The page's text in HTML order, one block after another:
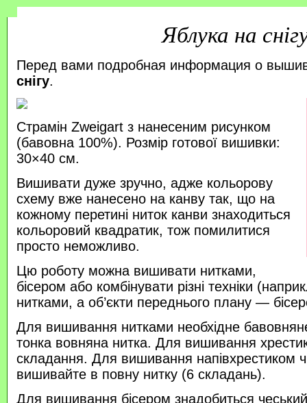
Яблука на
Перед вами подробная информация о
снігу.
Страмін Zweigart з нанесеним рисунком
(бавовна 100%). Розмір готової вишивки:
30×40 см.
Вишивати дуже зручно, адже кольорову
схему вже нанесено на канву так, що на
кожному перетині ниток канви знаходиться
кольоровий квадратик, тож помилитися
просто неможливо.
Цю роботу можна вишивати нитками,
бісером або комбінувати різні техніки
нитками, а об’єкти переднього плану —
Для вишивання нитками необхідне
тонка вовняна нитка. Для вишивання
складання. Для вишивання напівхрестиком
вишивайте в повну нитку (6 складань).
Для вишивання бісером знадобиться